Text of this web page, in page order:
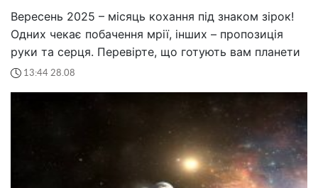
Вересень 2025 – місяць кохання під знаком зірок!
Одних чекає побачення мрії, інших – пропозиція
руки та серця. Перевірте, що готують вам планети
13:44 28.08